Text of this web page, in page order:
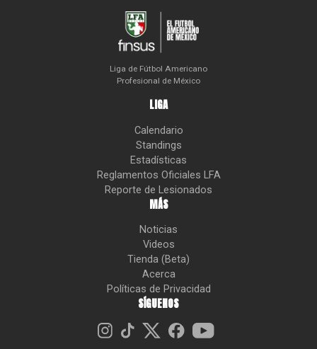
Liga de Fútbol Americano
Profesional de México
LIGA
Calendario
Standings
Estadísticas
Reglamentos Oficiales LFA
Reporte de Lesionados
MÁS
Noticias
Videos
Tienda (Beta)
Acerca
Políticas de Privacidad
SÍGUENOS